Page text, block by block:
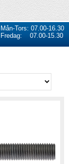
Mån-Tors: 07.00-16.30
Fredag: 07.00-15.30